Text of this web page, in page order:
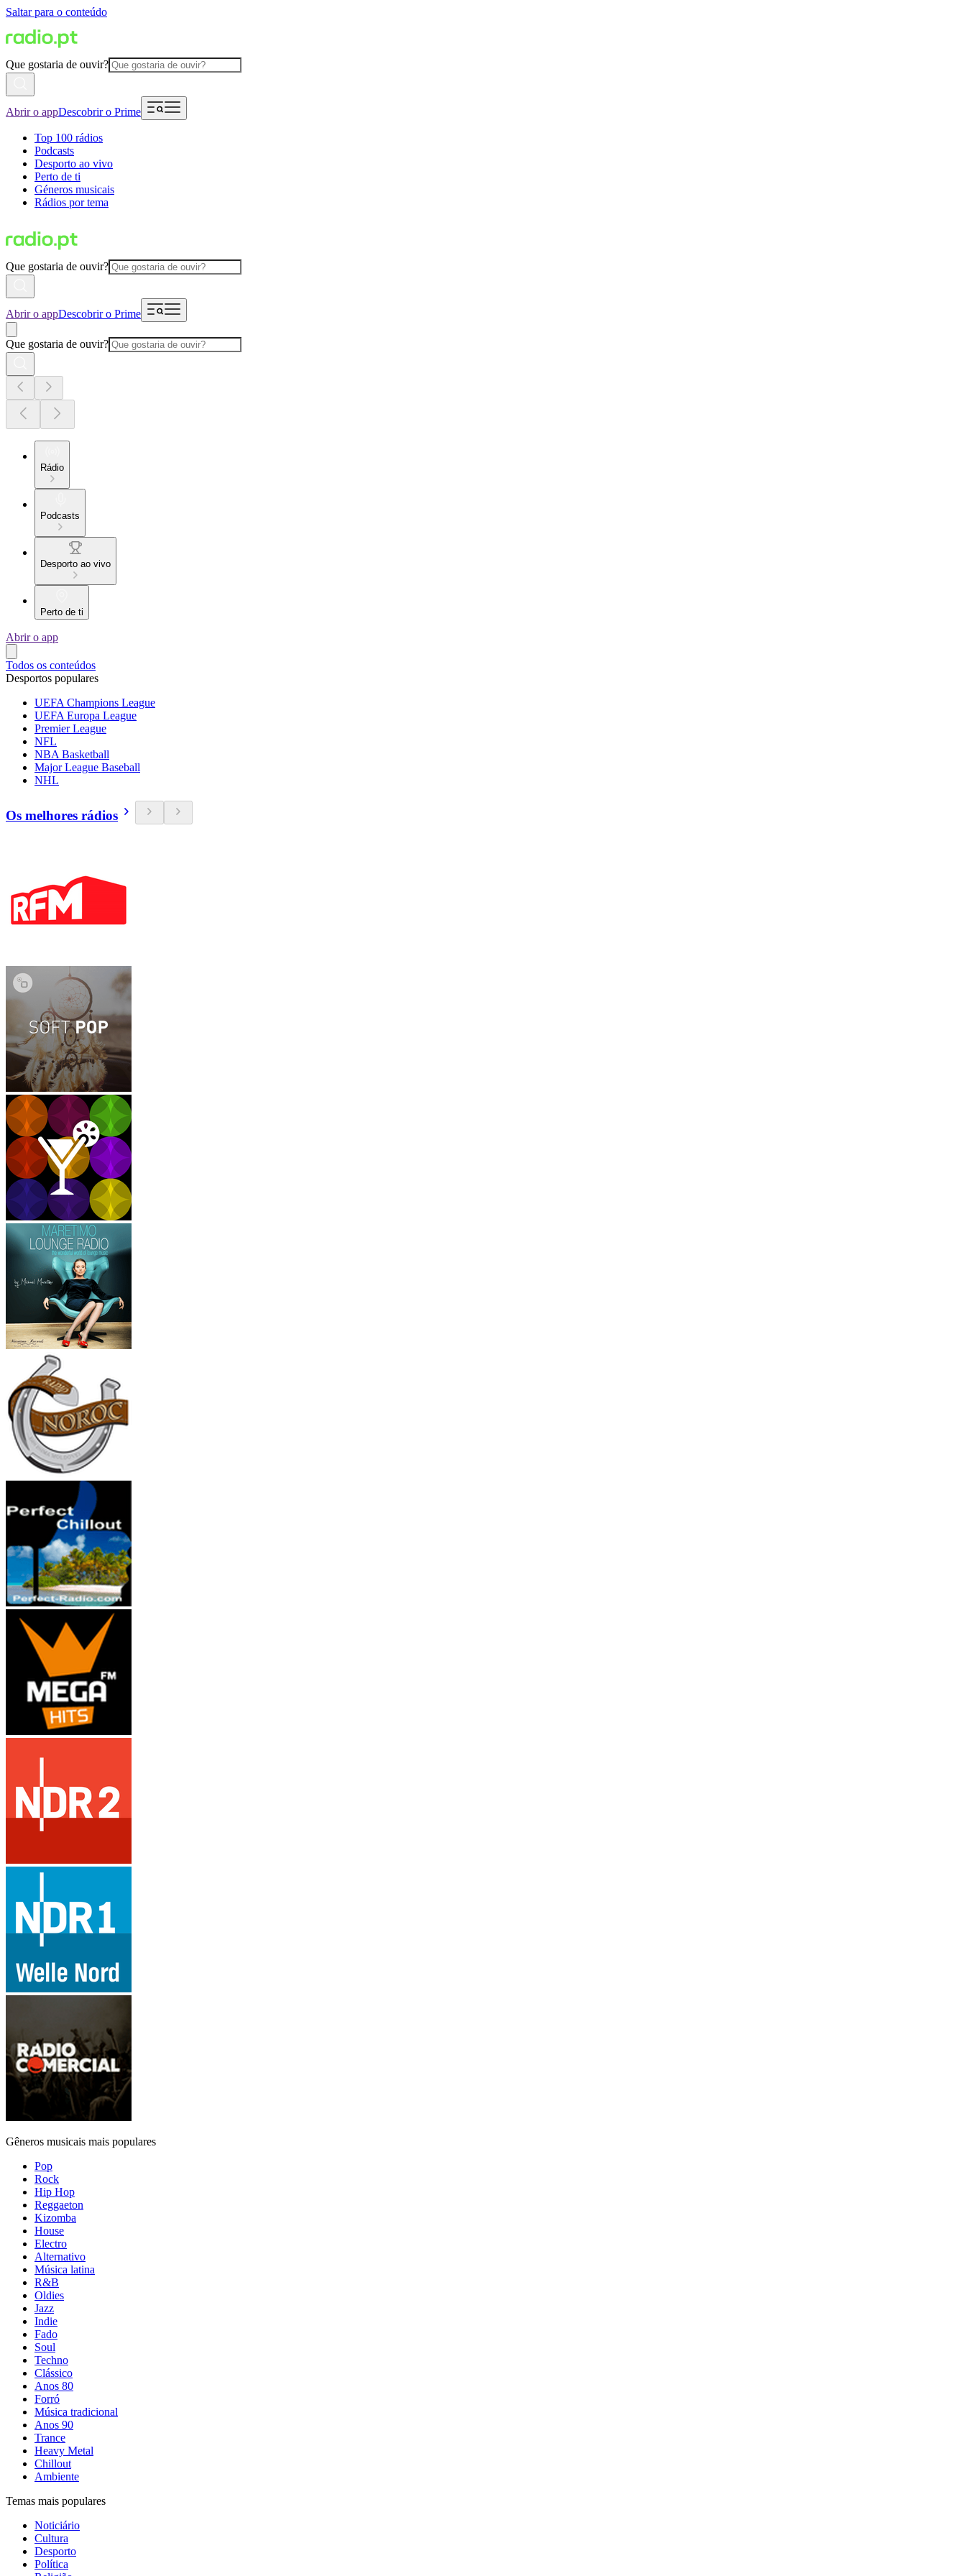
Saltar para o conteúdo
Que gostaria de ouvir?
Abrir o appDescobrir o Prime
Top 100 rádios
Podcasts
Desporto ao vivo
Perto de ti
Géneros musicais
Rádios por tema
Que gostaria de ouvir?
Abrir o appDescobrir o Prime
Que gostaria de ouvir?
Rádio
Podcasts
Desporto ao vivo
Perto de ti
Abrir o app
Todos os conteúdos
Desportos populares
UEFA Champions League
UEFA Europa League
Premier League
NFL
NBA Basketball
Major League Baseball
NHL
Os melhores rádios
Gêneros musicais mais populares
Pop
Rock
Hip Hop
Reggaeton
Kizomba
House
Electro
Alternativo
Música latina
R&B
Oldies
Jazz
Indie
Fado
Soul
Techno
Clássico
Anos 80
Forró
Música tradicional
Anos 90
Trance
Heavy Metal
Chillout
Ambiente
Temas mais populares
Noticiário
Cultura
Desporto
Política